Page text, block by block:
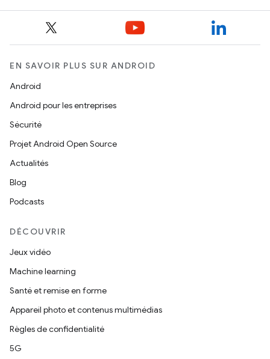
EN SAVOIR PLUS SUR ANDROID
Android
Android pour les entreprises
Sécurité
Projet Android Open Source
Actualités
Blog
Podcasts
DÉCOUVRIR
Jeux vidéo
Machine learning
Santé et remise en forme
Appareil photo et contenus multimédias
Règles de confidentialité
5G